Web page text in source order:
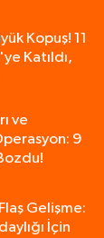
Kopuş! 11
Katıldı,
ve
9
Gelişme:
İçin